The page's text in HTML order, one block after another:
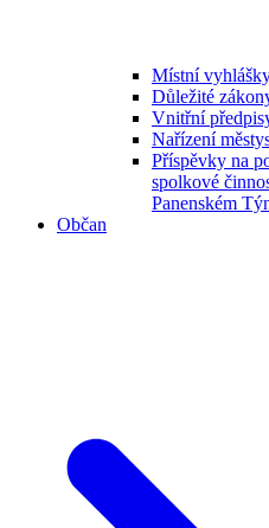
Místní
Důležité
Vnitřní
Nařízení
Příspěvky na
spolkové
Panenském
Občan